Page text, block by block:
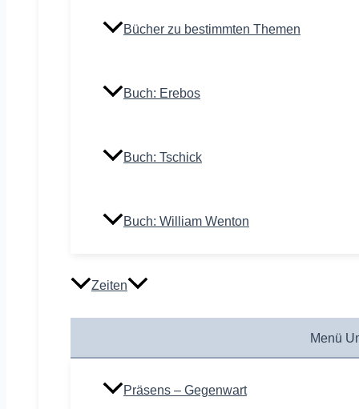
Bücher zu bestimmten Themen
Buch: Erebos
Buch: Tschick
Buch: William Wenton
Zeiten
Menü
Präsens – Gegenwart